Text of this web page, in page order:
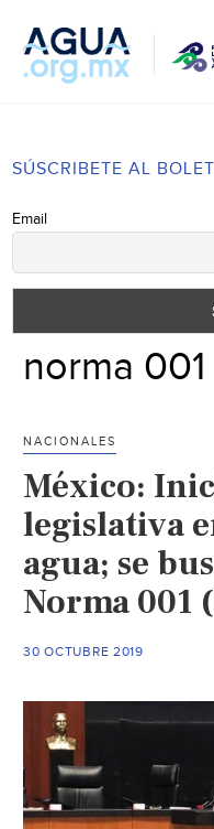
SÚSCRIBETE AL
Email
norma 001
NACIONALES
México:
legislativa
agua; se
Norma 001
30 OCTUBRE 2019